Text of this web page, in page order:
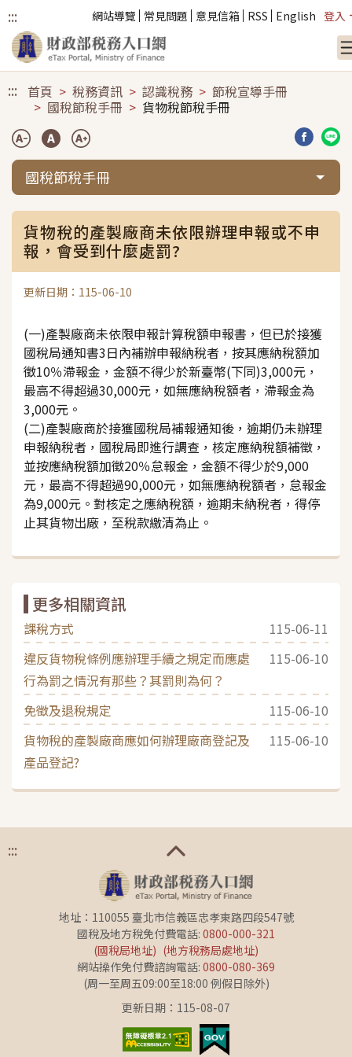
::: 網站導覽 常見問題 意見信箱 RSS English 登入
::: 首頁 稅務資訊 認識稅務
節稅宣導手冊
國稅節稅手冊
貨物稅節稅手冊
分享到
分
國稅節稅手冊
貨物稅的產製廠商未依限辦理申報或不申
報，會受到什麼處罰?
更新日期：115-06-10
(一)產製廠商未依限申報計算稅額申報書，但已於接獲
國稅局通知書3日內補辦申報納稅者，按其應納稅額加
徵10％滯報金，金額不得少於新臺幣(下同)3,000元，
最高不得超過30,000元，如無應納稅額者，滯報金為
3,000元。
(二)產製廠商於接獲國稅局補報通知後，逾期仍未辦理
申報納稅者，國稅局即進行調查，核定應納稅額補徵，
並按應納稅額加徵20％怠報金，金額不得少於9,000
元，最高不得超過90,000元，如無應納稅額者，怠報金
為9,000元。對核定之應納稅額，逾期未納稅者，得停
止其貨物出廠，至稅款繳清為止。
更多相關資訊
課稅方式
115-06-11
違反貨物稅條例應辦理手續之規定而應處
行為罰之情況有那些？其罰則為何？
115-06-10
免徵及退稅規定
115-06-10
貨物稅的產製廠商應如何辦理廠商登記及
產品登記?
115-06-10
:::
地址：110055 臺北市信義區忠孝東路四段547號
國稅及地方稅免付費電話: 0800-000-321
(國稅局地址) (地方稅務局處地址)
網站操作免付費諮詢電話: 0800-080-369
(周一至周五09:00至18:00 例假日除外)
更新日期：115-08-07